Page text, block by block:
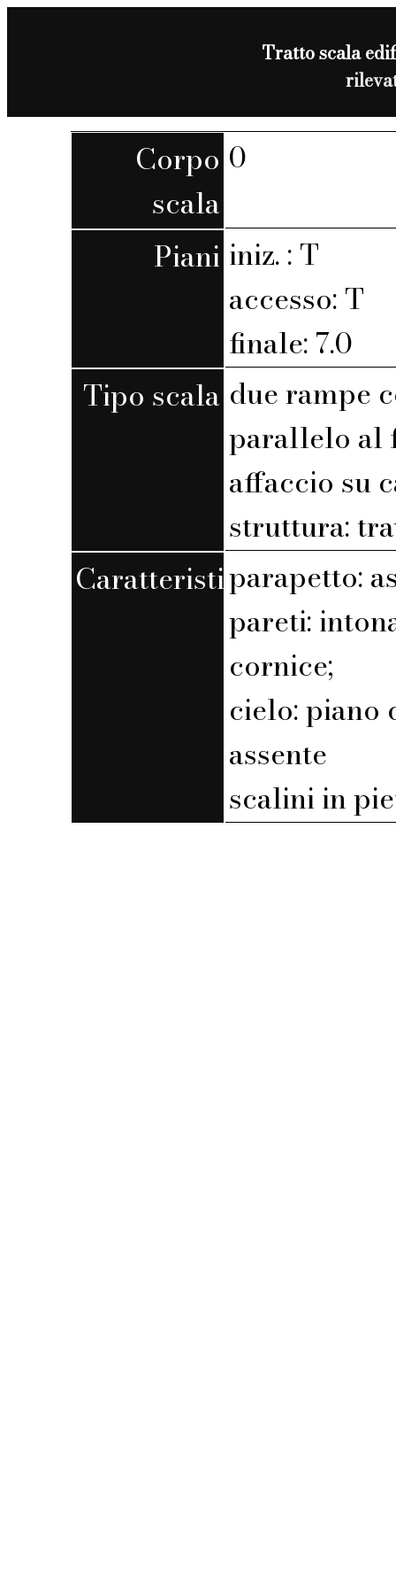
Tratto scala
Corpo
scala
0
Piani iniz. : T
accesso: T
finale: 7.0
Tipo scala due rampe
parallelo al
affaccio su
struttura:
Caratteristicheparapetto:
pareti:
cornice;
cielo: piano
assente
scalini in